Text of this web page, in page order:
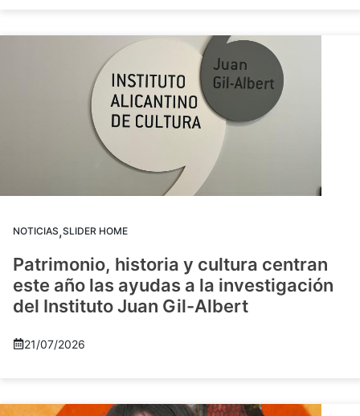
NOTICIAS,SLIDER HOME
Patrimonio, historia y cultura centran
este año las ayudas a la investigación
del Instituto Juan Gil-Albert
21/07/2026